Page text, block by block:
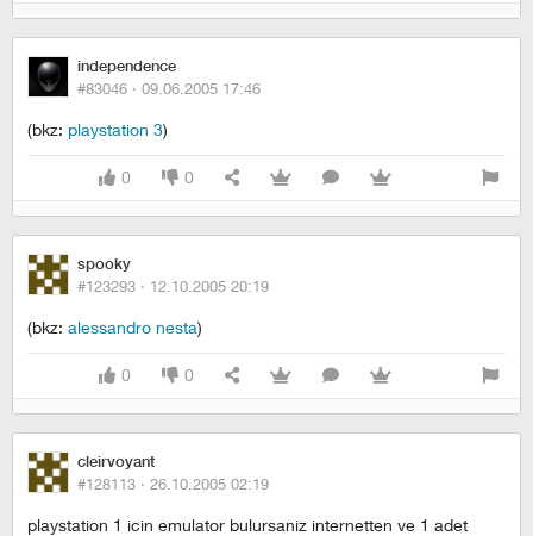
independence
#83046 · 09.06.2005 17:46
(bkz: playstation 3)
0 0
spooky
#123293 · 12.10.2005 20:19
(bkz: alessandro nesta)
0 0
cleirvoyant
#128113 · 26.10.2005 02:19
playstation 1 icin emulator bulursaniz internetten ve 1 adet